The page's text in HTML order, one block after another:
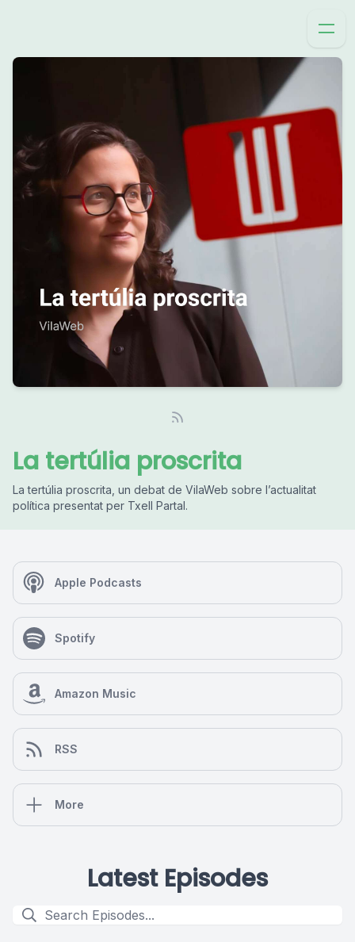
La tertúlia proscrita
La tertúlia proscrita, un debat de VilaWeb sobre l’actualitat
política presentat per Txell Partal.
Apple Podcasts
Spotify
Amazon Music
RSS
More
Latest Episodes